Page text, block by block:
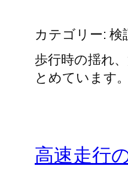
カテゴリー:検
歩行時の揺れ
とめています。
高速走行